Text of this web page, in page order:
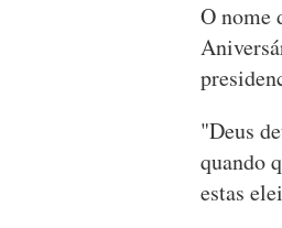
O nome
"Deus
quando
estas